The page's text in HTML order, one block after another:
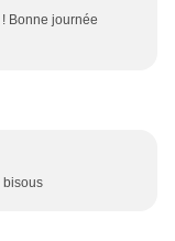
Bonne journée
bisous